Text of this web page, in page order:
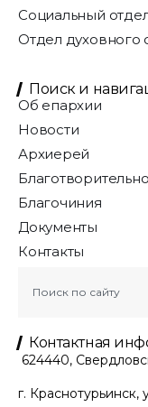
Социальный
Отдел духовного
Поиск и
Об епархии
Новости
Архиерей
Благочиния
Документы
Контакты
Контактная
624440,
г. Краснотурьинск,